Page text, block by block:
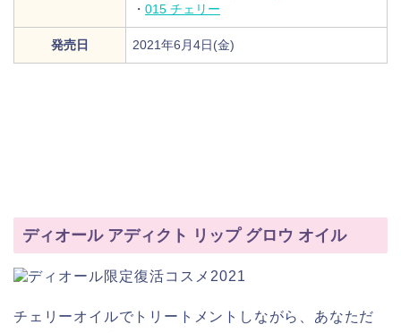
・ 015 チェリー
発売日 2021年6月4日(金)
ディオール アディクト リップ グロウ オイル
チェリーオイルでトリートメントしながら、あなただ